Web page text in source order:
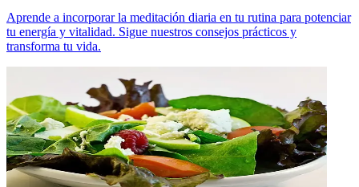
Aprende a incorporar la meditación diaria en tu rutina para potenciar
tu energía y vitalidad. Sigue nuestros consejos prácticos y
transforma tu vida.